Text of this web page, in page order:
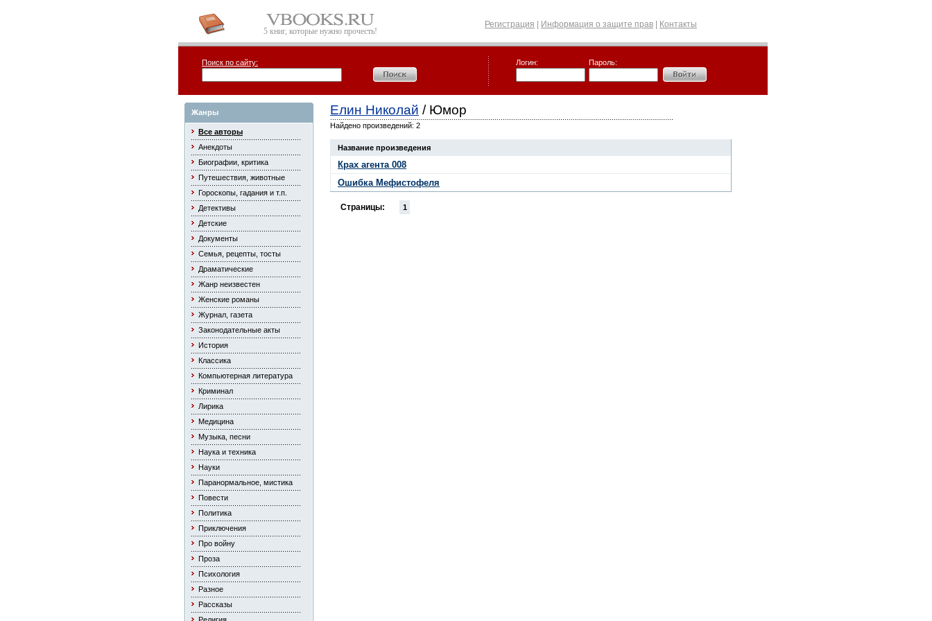
5 книг, которые нужно прочесть!
Регистрация Информация о защите прав Контакты
Поиск по сайту: Логин: Пароль:
Жанры
Все авторы
Анекдоты
Биографии, критика
Путешествия, животные
Гороскопы, гадания и т.п.
Детективы
Детские
Документы
Семья, рецепты, тосты
Драматические
Жанр неизвестен
Женские романы
Журнал, газета
Законодательные акты
История
Классика
Компьютерная литература
Криминал
Лирика
Медицина
Музыка, песни
Наука и техника
Науки
Паранормальное, мистика
Повести
Политика
Приключения
Про войну
Проза
Психология
Разное
Рассказы
Елин Николай / Юмор
Найдено произведений: 2
Название произведения
Крах агента 008
Ошибка Мефистофеля
Страницы: 1